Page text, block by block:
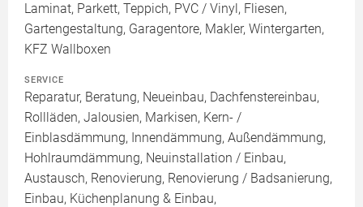
Laminat, Parkett, Teppich, PVC / Vinyl, Fliesen,
Gartengestaltung, Garagentore, Makler, Wintergarten,
KFZ Wallboxen
SERVICE
Reparatur, Beratung, Neueinbau, Dachfenstereinbau,
Rollläden, Jalousien, Markisen, Kern- /
Einblasdämmung, Innendämmung, Außendämmung,
Hohlraumdämmung, Neuinstallation / Einbau,
Austausch, Renovierung, Renovierung / Badsanierung,
Einbau, Küchenplanung & Einbau,